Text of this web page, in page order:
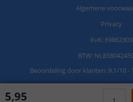
5,95
Algemene
Privacy
KvK: 69862303
BTW:
Beoordeling door klanten: 9.1/10-